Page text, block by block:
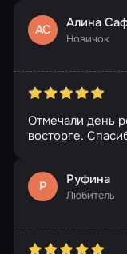
АС Алина
Новичок
Отмечали день
восторге.
Р Руфина
Любитель